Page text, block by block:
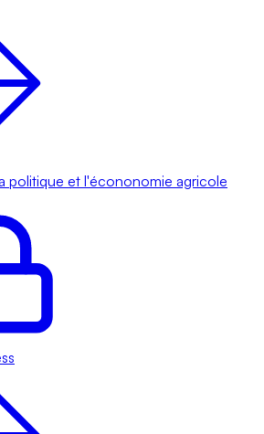
politique et l'écononomie agricole